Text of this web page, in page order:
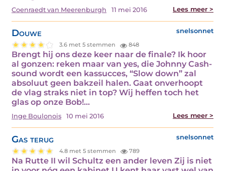
Coenraedt van Meerenburgh 11 mei 2016 Lees meer >
Douwe snelsonnet
3.6 met 5 stemmen 848
Brengt hij ons deze keer naar de finale? Ik hoor
al gonzen: reken maar van yes, die Johnny Cash-
sound wordt een kassucces, “Slow down” zal
absoluut geen bakzeil halen. Gaat onverhoopt
de vlag straks niet in top? Wij heffen toch het
glas op onze Bob!…
Inge Boulonois 10 mei 2016 Lees meer >
Gas terug snelsonnet
4.8 met 5 stemmen 789
Na Rutte II wil Schultz een ander leven Zij is niet